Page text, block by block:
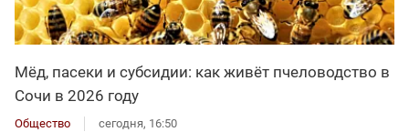
Мёд, пасеки и субсидии: как живёт пчеловодство в
Сочи в 2026 году
Общество сегодня, 16:50